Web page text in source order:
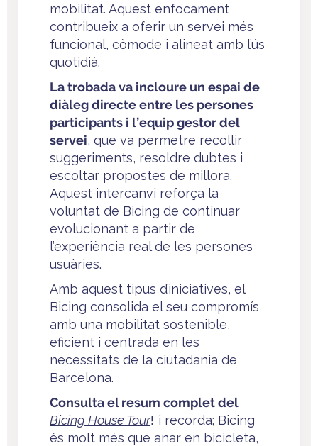
mobilitat. Aquest enfocament
contribueix a oferir un servei més
funcional, còmode i alineat amb l’ús
quotidià.
La trobada va incloure un espai de
diàleg directe entre les persones
participants i l’equip gestor del
servei, que va permetre recollir
suggeriments, resoldre dubtes i
escoltar propostes de millora.
Aquest intercanvi reforça la
voluntat de Bicing de continuar
evolucionant a partir de
l’experiència real de les persones
usuàries.
Amb aquest tipus d’iniciatives, el
Bicing consolida el seu compromís
amb una mobilitat sostenible,
eficient i centrada en les
necessitats de la ciutadania de
Barcelona.
Consulta el resum complet del
Bicing House Tour! i recorda; Bicing
és molt més que anar en bicicleta,